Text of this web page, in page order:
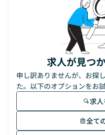
求人が見つ
申し訳ありませんが、お探
た。以下のオプションをお
求
全て